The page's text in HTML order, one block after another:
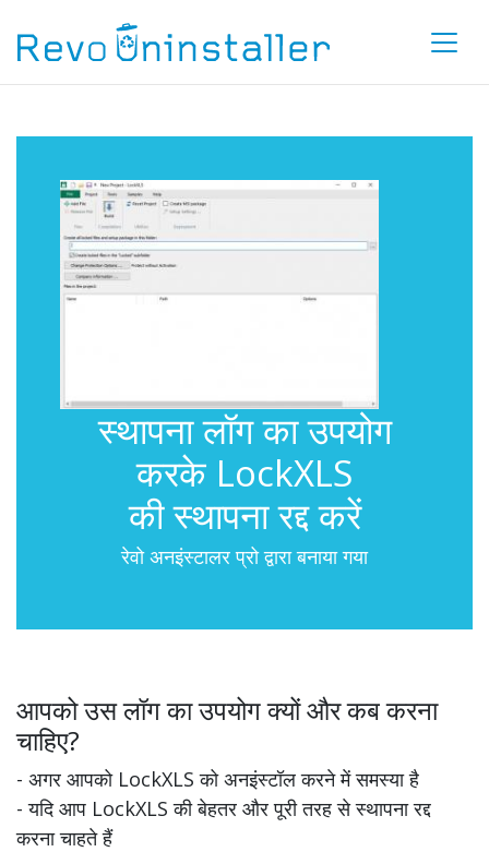
स्थापना लॉग का उपयोग
करके LockXLS
की स्थापना रद्द करें
रेवो अनइंस्टालर प्रो द्वारा बनाया गया
आपको उस लॉग का उपयोग क्यों और कब करना
चाहिए?
- अगर आपको LockXLS को अनइंस्टॉल करने में समस्या है
- यदि आप LockXLS की बेहतर और पूरी तरह से स्थापना रद्द
करना चाहते हैं